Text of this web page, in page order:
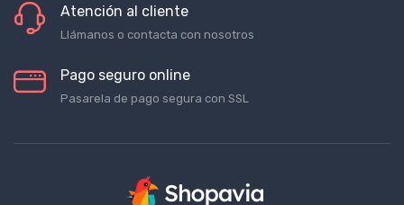
Atención al cliente
Llámanos o contacta con nosotros
Pago seguro online
Pasarela de pago segura con SSL